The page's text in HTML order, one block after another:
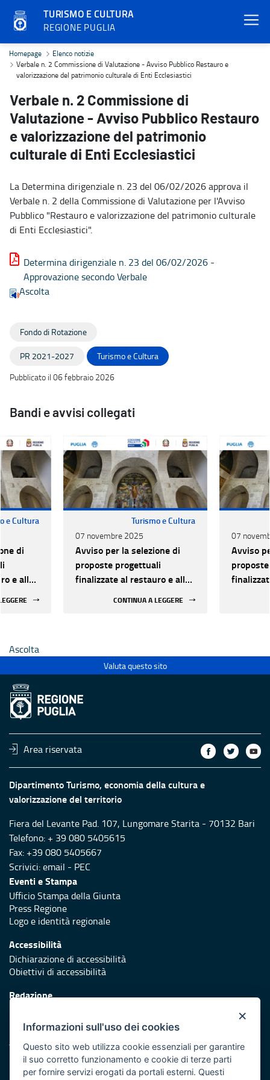
TURISMO E CULTURA
REGIONE PUGLIA
Verbale n. 2 Commissione di Valutazione - Avviso Pubblico
Homepage
Elenco notizie
Verbale n. 2 Commissione di Valutazione - Avviso Pubblico Restauro e
valorizzazione del patrimonio culturale di Enti Ecclesiastici
Verbale n. 2 Commissione di
Valutazione - Avviso Pubblico Restauro
e valorizzazione del patrimonio
culturale di Enti Ecclesiastici
La Determina dirigenziale n. 23 del 06/02/2026 approva il
Verbale n. 2 della Commissione di Valutazione per l'Avviso
Pubblico "Restauro e valorizzazione del patrimonio culturale
di Enti Ecclesiastici".
Determina dirigenziale n. 23 del 06/02/2026 -
Approvazione secondo Verbale
Ascolta
Fondo di Rotazione
PR 2021-2027
Turismo e Cultura
Pubblicato il 06 febbraio 2026
Bandi e avvisi collegati
e Cultura
di
e alla
Turismo e Cultura
07 novembre 2025
Avviso per la selezione di
proposte progettuali
finalizzate al restauro e alla
CONTINUA A LEGGERE
07
Avviso
Ascolta
Valuta questo sito
Area riservata
Dipartimento Turismo, economia della cultura e
valorizzazione del territorio
Fiera del Levante Pad. 107, Lungomare Starita - 70132 Bari
Telefono: + 39 080 5405615
Fax: +39 080 5405667
Scrivici:email - PEC
Eventi e Stampa
Ufficio Stampa della Giunta
Press Regione
Logo e identità regionale
Accessibilità
Dichiarazione di accessibilità
Obiettivi di accessibilità
Redazione
Protezione civile
Vai al sito di Protezione Civile Puglia
Iniziativa finanziata con risorse del POR Puglia 2014/2020 -
×
Informazioni sull'uso dei cookies
Questo sito web utilizza cookie essenziali per garantire
il suo corretto funzionamento e cookie di terze parti
per fornire servizi erogati da portali esterni. Questi